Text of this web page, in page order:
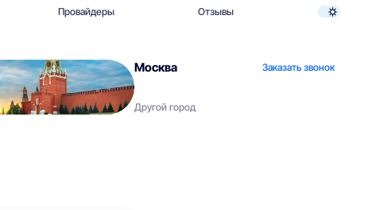
Провайдеры Отзывы
Москва Заказать звонок
Другой город